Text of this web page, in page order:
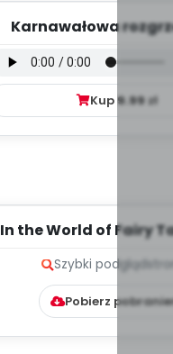
Karnawałowa
Kup9.99zł
In the World of Fairy
Szybki podgląd
Pobierz